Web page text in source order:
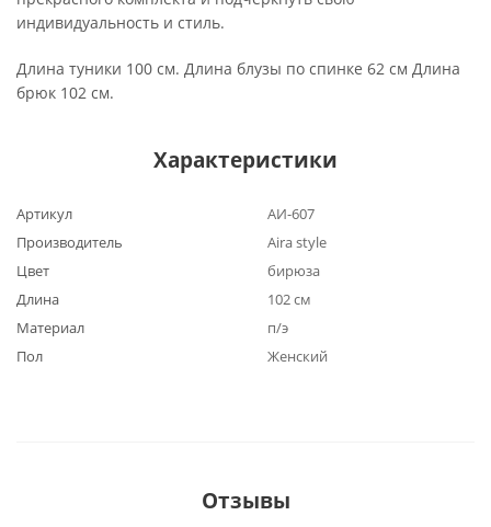
индивидуальность и стиль.
Длина туники 100 см. Длина блузы по спинке 62 см Длина
брюк 102 см.
Характеристики
Артикул
АИ-607
Производитель
Aira style
Цвет
бирюза
Длина
102 см
Материал
п/э
Пол
Женский
Отзывы